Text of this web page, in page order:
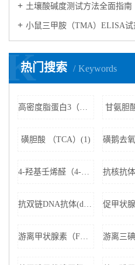
​土壤酸碱度测试方法全面指南
小鼠三甲胺（TMA）ELISA试剂盒
热门搜索 Keywords
K
高密度脂蛋白3（HDL3）(1) 甘氨胆
磺胆酸 （TCA）(1)
4-羟基壬烯醛（4-HNE）(1)
抗双链DNA抗体(dsDNA)(1)
游离甲状腺素（FT4）(1)